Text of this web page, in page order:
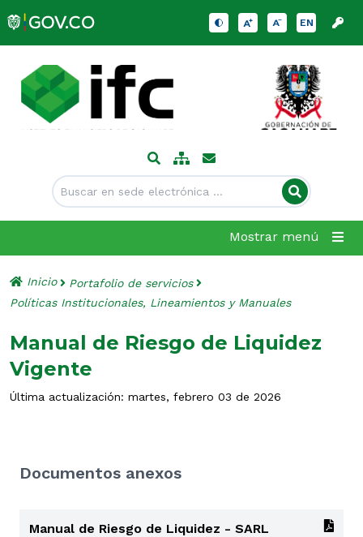
EN
Mostrar menú
Inicio
Portafolio de servicios
Políticas Institucionales, Lineamientos y Manuales
Manual de Riesgo de Liquidez
Vigente
Última actualización: martes, febrero 03 de 2026
Documentos anexos
Manual de Riesgo de Liquidez - SARL